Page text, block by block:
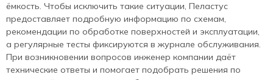
ёмкость. Чтобы исключить такие ситуации, Пеластус
предоставляет подробную информацию по схемам,
рекомендации по обработке поверхностей и эксплуатации,
а регулярные тесты фиксируются в журнале обслуживания.
При возникновении вопросов инженер компании даёт
технические ответы и помогает подобрать решения по